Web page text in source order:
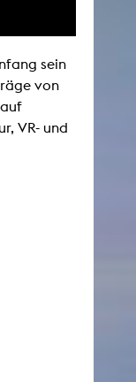
sein
von
VR- und